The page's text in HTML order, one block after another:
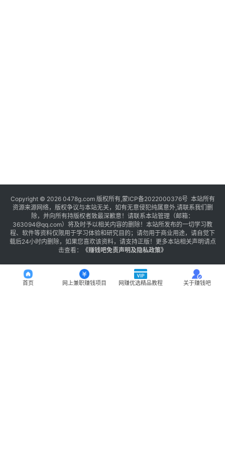
Copyright © 2026 0478g.com 版权所有,蒙ICP备2022000376号 本站所有
资源来源网络，版权争议与本站无关，如有无意侵犯纯属意外,请联系我们删
除，并向所有持版权者致最深歉意！请联系本站管理（邮箱：
363094@qq.com）将及时予以相关内容的删除！本站所发布的一切学习教
程、软件等资料仅限用于学习体验和研究目的；请勿用于商业用途，请自觉下
载后24小时内删除，如果您喜欢该资料，请支持正版！更多本站相关声明请点
击查看：
《赚钱吧免责声明及隐私政策》
首页 网上兼职赚钱项目 网赚优选精品教程 关于赚钱吧